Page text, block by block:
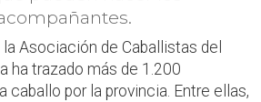
Asociación de Caballistas del
ha trazado más de 1.200
caballo por la provincia. Entre ellas,